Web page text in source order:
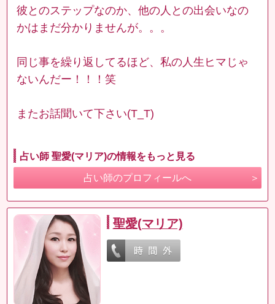
彼とのステップなのか、他の人との出会いなの
かはまだ分かりませんが。。。
同じ事を繰り返してるほど、私の人生ヒマじゃ
ないんだー！！！笑
またお話聞いて下さい(T_T)
占い師 聖愛(マリア)の情報をもっと見る
占い師のプロフィールへ
聖愛(マリア)